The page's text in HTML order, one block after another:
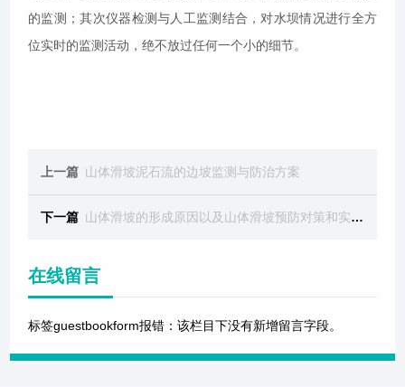
的监测；其次仪器检测与人工监测结合，对水坝情况进行全方
位实时的监测活动，绝不放过任何一个小的细节。
上一篇 山体滑坡泥石流的边坡监测与防治方案
下一篇 山体滑坡的形成原因以及山体滑坡预防对策和实时监测系统
在线留言
标签guestbookform报错：该栏目下没有新增留言字段。